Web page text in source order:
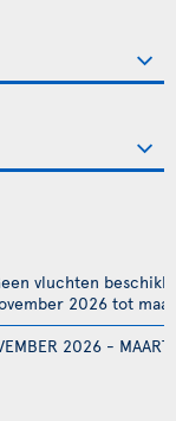
2026 -
vluchten
2026 tot